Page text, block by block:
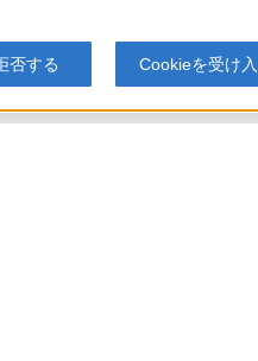
否する Cookieを受け